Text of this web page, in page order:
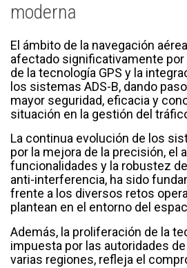
moderna
El ámbito de la navegación
afectado significativamente
de la tecnología GPS y la
los sistemas ADS-B, dando
mayor seguridad, eficacia y
situación en la gestión del
La continua evolución de los
por la mejora de la precisión, el
funcionalidades y la robustez
anti-interferencia, ha sido
frente a los diversos retos
plantean en el entorno del
Además, la proliferación de la
impuesta por las autoridades
varias regiones, refleja el